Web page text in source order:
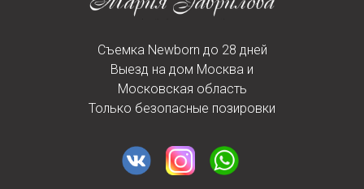
Съемка Newborn до 28 дней
Выезд на дом Москва и
Московская область
Только безопасные позировки